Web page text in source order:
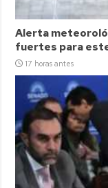
Alerta
fuertes para
17 horas antes